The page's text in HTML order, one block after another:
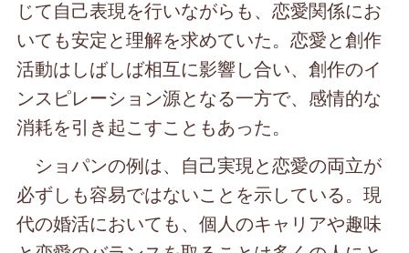
じて自己表現を行いながらも、恋愛関係にお
いても安定と理解を求めていた。恋愛と創作
活動はしばしば相互に影響し合い、創作のイ
ンスピレーション源となる一方で、感情的な
消耗を引き起こすこともあった。
ショパンの例は、自己実現と恋愛の両立が
必ずしも容易ではないことを示している。現
代の婚活においても、個人のキャリアや趣味